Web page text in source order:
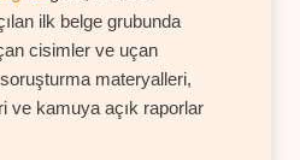
ilk belge grubunda
cisimler ve uçan
soruşturma materyalleri,
ve kamuya açık raporlar